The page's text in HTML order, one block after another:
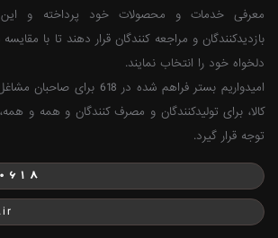
معرفی خدمات و محصولات خود پرداخته و این
بازدیدکنندگان و مراجعه کنندگان قرار دهند تا با
دلخواه خود را انتخاب نمایند.
امیدواریم بستر فراهم شده در
کالا، برای تولیدکنندگان و مصرف کنندگان و همه و
توجه قرار گیرد.